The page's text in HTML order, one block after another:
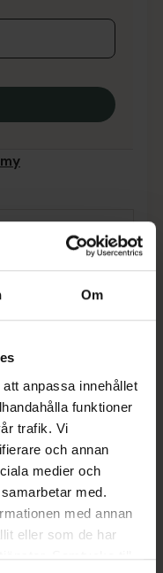
Om
anpassa innehållet
funktioner
trafik. Vi
och annan
medier och
med.
med annan
eller som de har
Samtycke till
Dölj
för
från